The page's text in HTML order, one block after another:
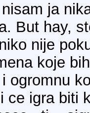
ja
But hay,
nije
koje
ogromnu
ce igra biti